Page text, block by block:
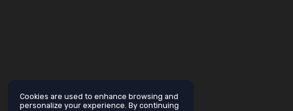
Cookies are used to enhance browsing and
personalize your experience. By continuing